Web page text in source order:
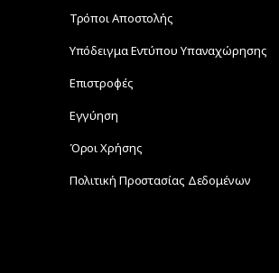
Τρόποι Αποστολής
Υπόδειγμα Εντύπου Υπαναχώρησης
Επιστροφές
Εγγύηση
Όροι Χρήσης
Πολιτική Προστασίας Δεδομένων